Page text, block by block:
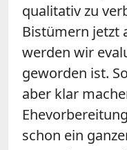
qualitativ zu
Bistümern jetzt
werden wir
geworden ist.
aber klar
schon ein